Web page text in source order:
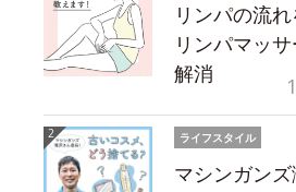
リンパの流
リンパマッ
解消
ライフスタイル
マシンガン